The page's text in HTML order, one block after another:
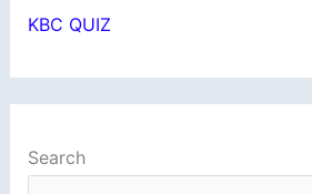
KBC QUIZ
Search